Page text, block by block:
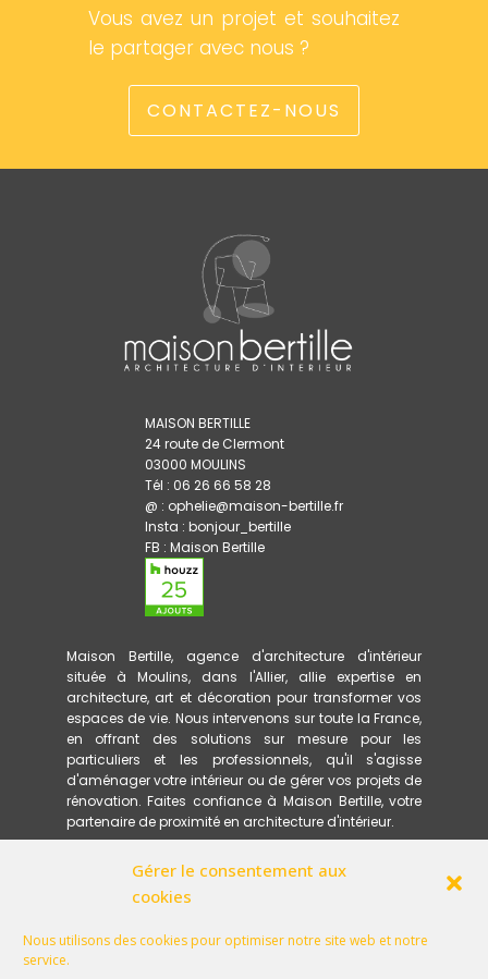
Gérer le consentement aux
cookies
Nous utilisons des cookies pour optimiser notre site web et notre
service.
Vous avez un projet et souhaitez
le partager avec nous ?
CONTACTEZ-NOUS
MAISON BERTILLE
24 route de Clermont
03000 MOULINS
Tél : 06 26 66 58 28
@ : ophelie@maison-bertille.fr
Insta : bonjour_bertille
FB : Maison Bertille
Maison Bertille, agence d'architecture d'intérieur
située à Moulins, dans l'Allier, allie expertise en
architecture, art et décoration pour transformer vos
espaces de vie. Nous intervenons sur toute la France,
en offrant des solutions sur mesure pour les
particuliers et les professionnels, qu'il s'agisse
d'aménager votre intérieur ou de gérer vos projets de
rénovation. Faites confiance à Maison Bertille, votre
partenaire de proximité en architecture d'intérieur.
ACCUEIL
PRESTATIONS
RÉFÉRENCES